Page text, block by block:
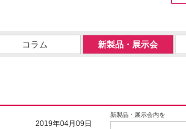
コラム 新製品・展示会
新製品・展示会内を
2019年04月09日